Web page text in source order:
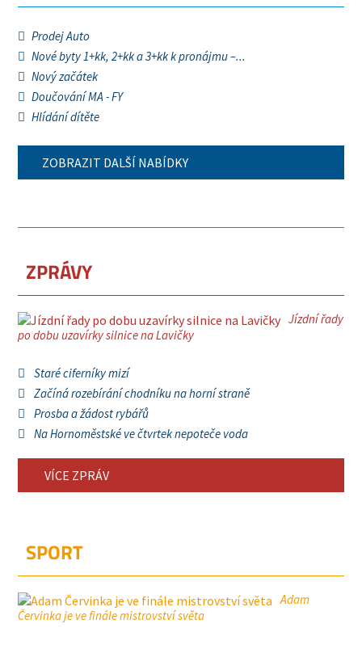
Prodej Auto
Nové byty 1+kk, 2+kk a 3+kk k pronájmu –...
Nový začátek
Doučování MA - FY
Hlídání dítěte
ZOBRAZIT DALŠÍ NABÍDKY
ZPRÁVY
Jízdní řady
po dobu uzavírky silnice na Lavičky
Staré ciferníky mizí
Začíná rozebírání chodníku na horní straně
Prosba a žádost rybářů
Na Hornoměstské ve čtvrtek nepoteče voda
VÍCE ZPRÁV
SPORT
Adam
Červinka je ve finále mistrovství světa